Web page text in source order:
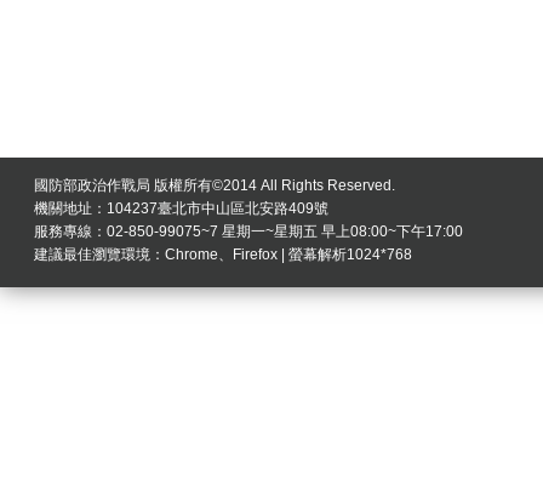
國防部政治作戰局 版權所有©2014 All Rights Reserved.
機關地址：104237臺北市中山區北安路409號
服務專線：02-850-99075~7 星期一~星期五 早上08:00~下午17:00
建議最佳瀏覽環境：Chrome、Firefox | 螢幕解析1024*768